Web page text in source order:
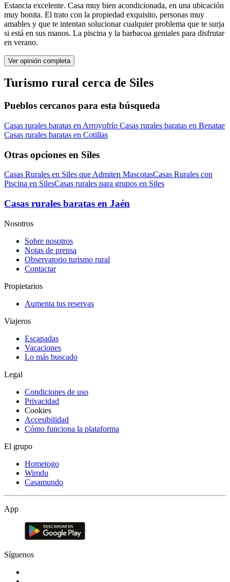
Estancia excelente. Casa muy bien acondicionada, en una ubicación
muy bonita. El trato con la propiedad exquisito, personas muy
amables y que te intentan solucionar cualquier problema que te surja
si está en sus manos. La piscina y la barbacoa geniales para disfrutar
en verano.
Ver opinión completa
Turismo rural cerca de Siles
Pueblos cercanos para esta búsqueda
Casas rurales baratas en Arroyofrío Casas rurales baratas en Benatae
Casas rurales baratas en Cotillas
Otras opciones en Siles
Casas Rurales en Siles que Admiten MascotasCasas Rurales con
Piscina en SilesCasas rurales para grupos en Siles
Casas rurales baratas en Jaén
Nosotros
Sobre nosotros
Notas de prensa
Observatorio turismo rural
Contactar
Propietarios
Aumenta tus reservas
Viajeros
Escapadas
Vacaciones
Lo más buscado
Legal
Condiciones de uso
Privacidad
Cookies
Accesibilidad
Cómo funciona la plataforma
El grupo
Hometogo
Wimdu
Casamundo
App
Síguenos